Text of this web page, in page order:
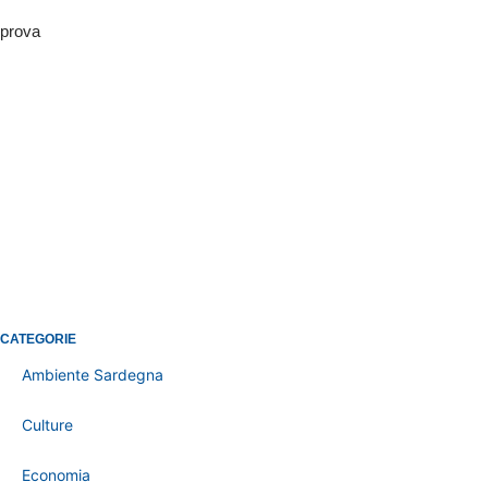
prova
CATEGORIE
Ambiente Sardegna
Culture
Economia